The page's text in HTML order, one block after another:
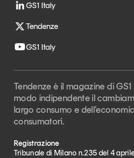
GS1 Italy
Tendenze
GS1 Italy
Tendenze è il magazine di
modo indipendente il
largo consumo e
consumatori.
Registrazione
Tribunale di Milano n.235 del 4